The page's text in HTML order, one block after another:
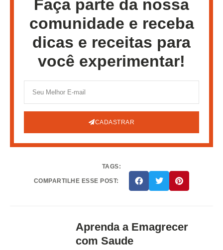
Faça parte da nossa
comunidade e receba
dicas e receitas para
você experimentar!
CADASTRAR
TAGS:
COMPARTILHE ESSE POST:
Aprenda a Emagrecer
com Saude